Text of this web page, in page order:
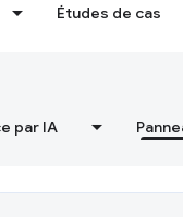
Études de cas
par IA